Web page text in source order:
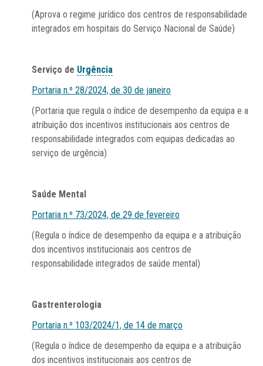
(Aprova o regime jurídico dos centros de responsabilidade
integrados em hospitais do Serviço Nacional de Saúde)
Serviço de Urgência
Portaria n.º 28/2024, de 30 de janeiro
(Portaria que regula o índice de desempenho da equipa e a
atribuição dos incentivos institucionais aos centros de
responsabilidade integrados com equipas dedicadas ao
serviço de urgência)
Saúde Mental
Portaria n.º 73/2024, de 29 de fevereiro
(Regula o índice de desempenho da equipa e a atribuição
dos incentivos institucionais aos centros de
responsabilidade integrados de saúde mental)
Gastrenterologia
Portaria n.º 103/2024/1, de 14 de março
(Regula o índice de desempenho da equipa e a atribuição
dos incentivos institucionais aos centros de